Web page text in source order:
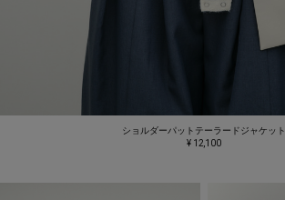
ショルダーパットテーラードジャケット
¥ 12,100